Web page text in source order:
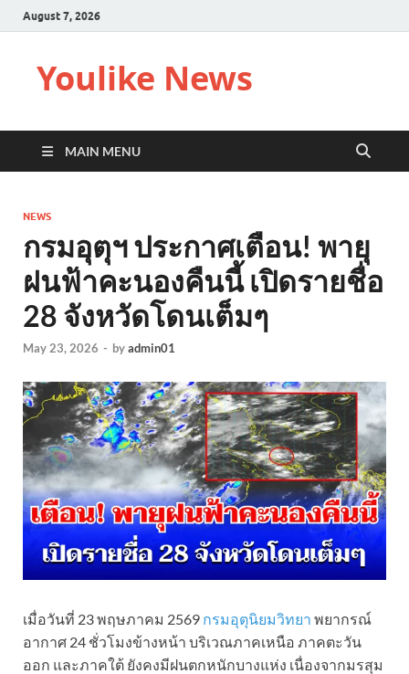
August 7, 2026
Youlike News
MAIN MENU
NEWS
กรมอุตุฯ ประกาศเตือน! พายุ
ฝนฟ้าคะนองคืนนี้ เปิดรายชื่อ
28 จังหวัดโดนเต็มๆ
May 23, 2026 - byadmin01
เมื่อวันที่ 23 พฤษภาคม 2569 กรมอุตุนิยมวิทยา พยากรณ์
อากาศ 24 ชั่วโมงข้างหน้า บริเวณภาคเหนือ ภาคตะวัน
ออก และภาคใต้ ยังคงมีฝนตกหนักบางแห่ง เนื่องจากมรสุม